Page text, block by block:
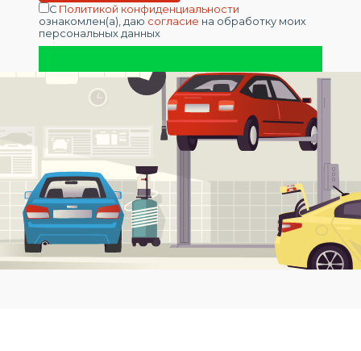
С Политикой конфиденциальности
ознакомлен(а), даю согласие на обработку моих
персональных данных